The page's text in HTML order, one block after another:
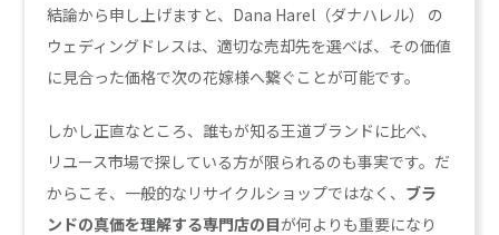
結論から申し上げますと、Dana Harel（ダナハレル） の
ウェディングドレスは、適切な売却先を選べば、その価値
に見合った価格で次の花嫁様へ繋ぐことが可能です。
しかし正直なところ、誰もが知る王道ブランドに比べ、
リユース市場で探している方が限られるのも事実です。だ
からこそ、一般的なリサイクルショップではなく、 ブラ
ンドの真価を理解する専門店の目が何よりも重要になり